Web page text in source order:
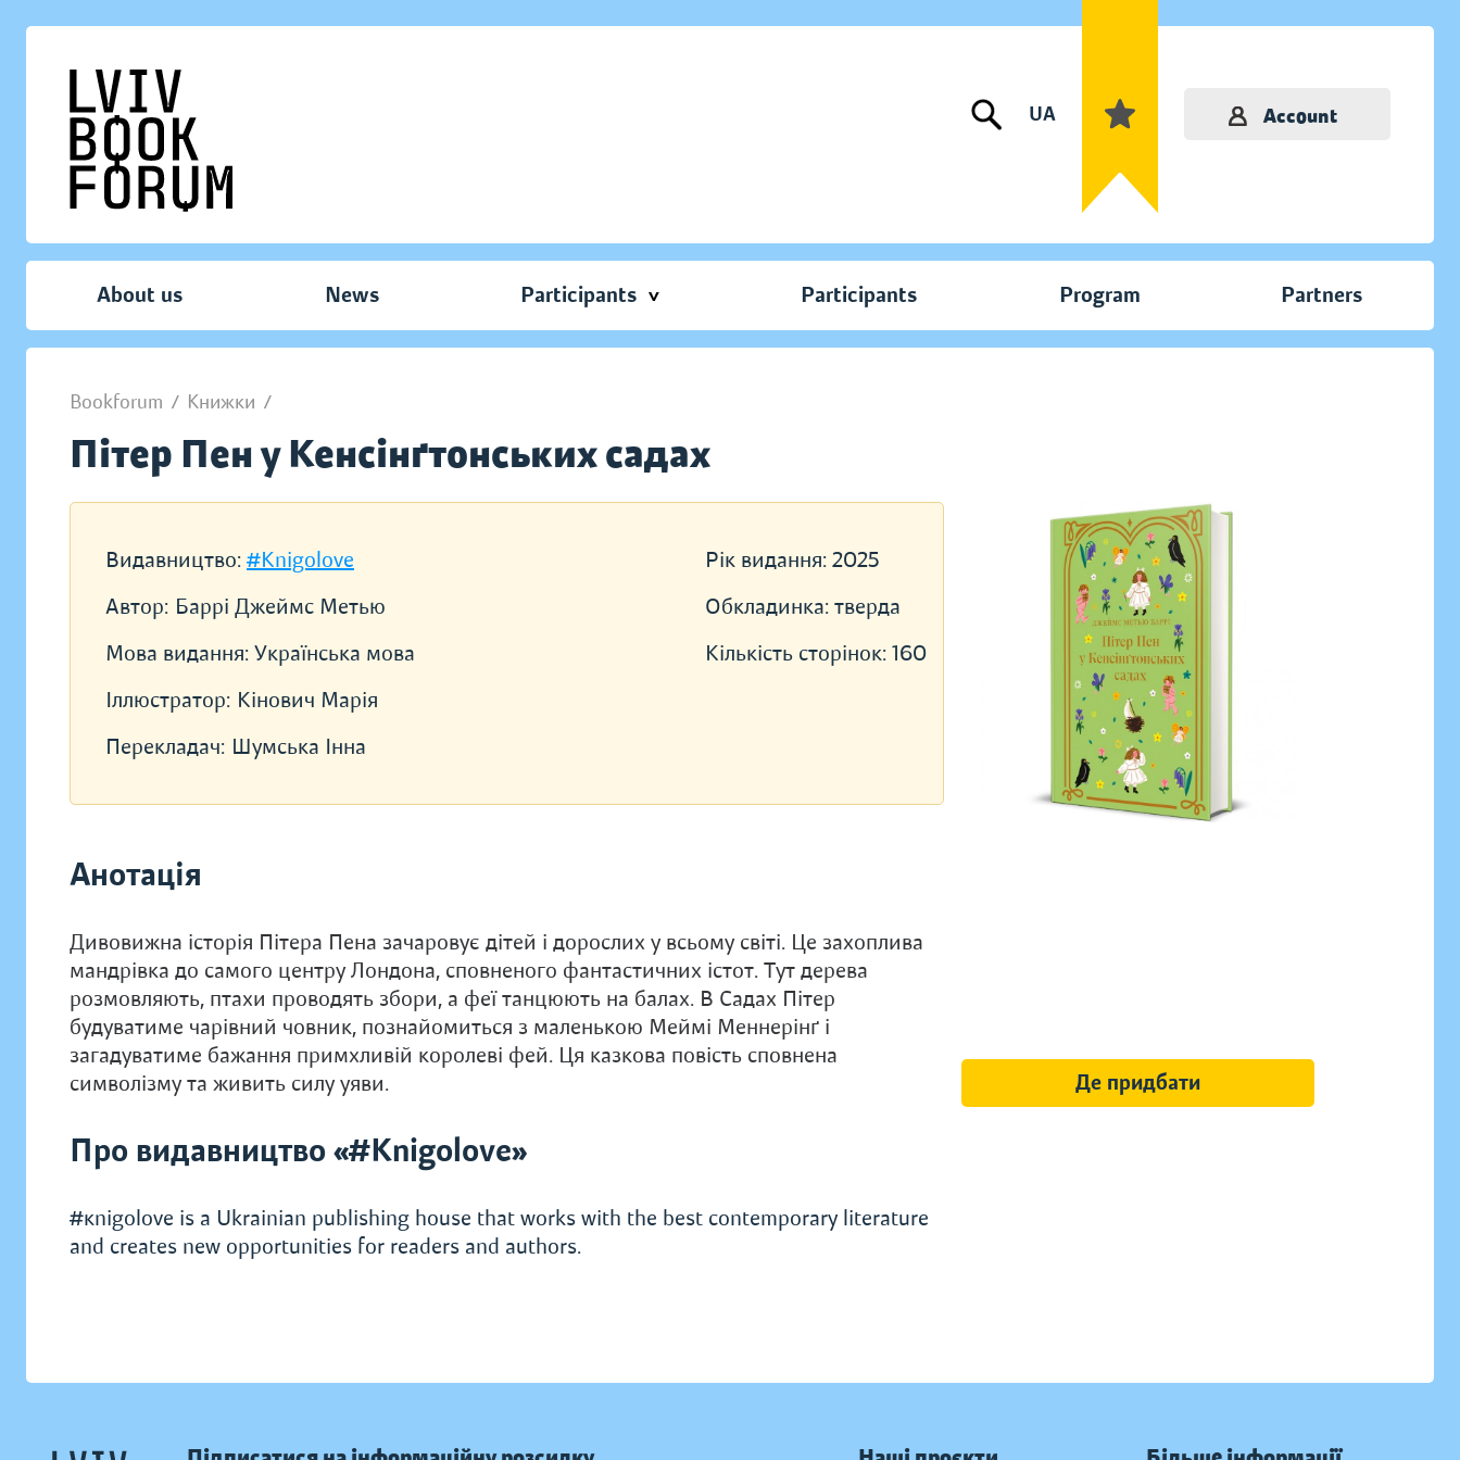
UA Account
About us News Participants Participants Program Partners
Bookforum / Книжки /
Пітер Пен у Кенсінґтонських садах
Видавництво: #Knigolove
Автор: Баррі Джеймс Метью
Мова видання: Українська мова
Іллюстратор: Кінович Марія
Перекладач: Шумська Інна
Рік видання: 2025
Обкладинка: тверда
Кількість сторінок: 160
Анотація
Дивовижна історія Пітера Пена зачаровує дітей і дорослих у всьому світі. Це захоплива
мандрівка до самого центру Лондона, сповненого фантастичних істот. Тут дерева
розмовляють, птахи проводять збори, а феї танцюють на балах. В Садах Пітер
будуватиме чарівний човник, познайомиться з маленькою Меймі Меннерінґ і
загадуватиме бажання примхливій королеві фей. Ця казкова повість сповнена
символізму та живить силу уяви.
Про видавництво «#Knigolove»
#кnigolove is a Ukrainian publishing house that works with the best contemporary literature
and creates new opportunities for readers and authors.
Де придбати